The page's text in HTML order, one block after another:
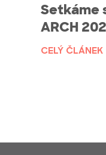
Setkáme
ARCH
CELÝ ČLÁNEK